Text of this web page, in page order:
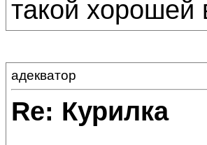
такой
адекватор
Re: Курилка